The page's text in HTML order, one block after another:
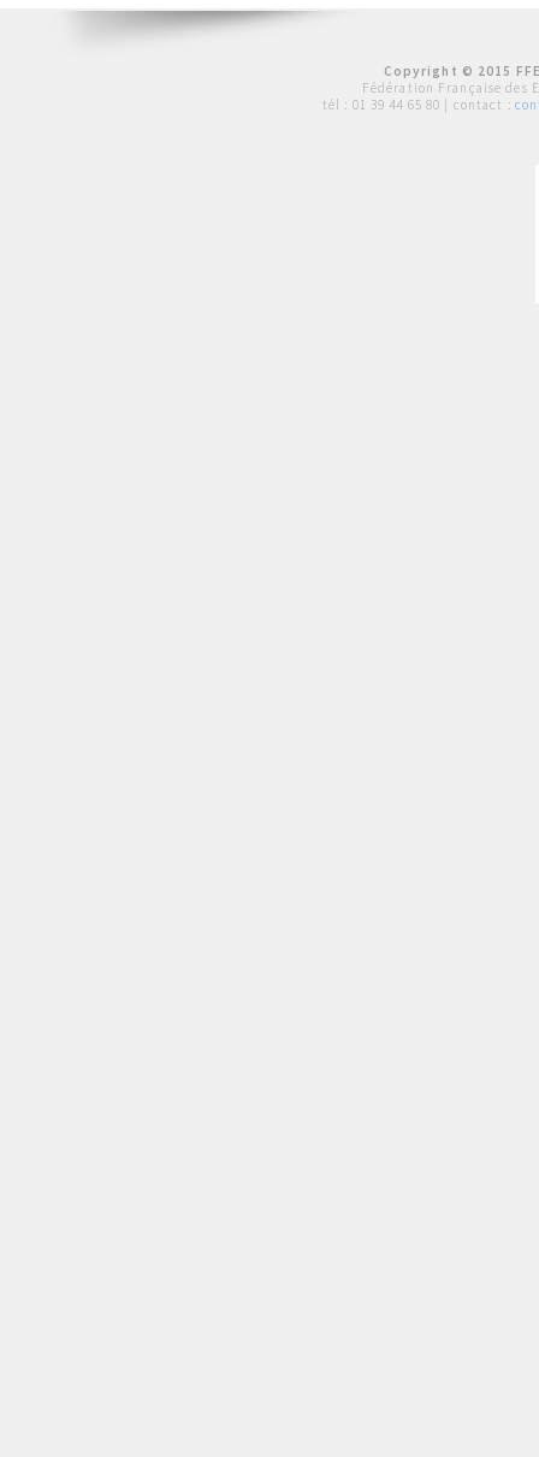
Copyright © 2015
Fédération Française des
tél : 01 39 44 65 80 | contact :